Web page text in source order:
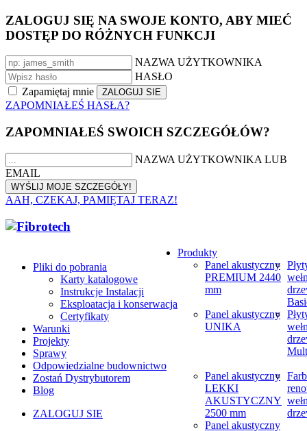
ZALOGUJ SIĘ NA SWOJE KONTO, ABY MIEĆ
DOSTĘP DO RÓŻNYCH FUNKCJI
NAZWA UŻYTKOWNIKA
HASŁO
Zapamiętaj mnie
ZAPOMNIAŁEŚ HASŁA?
ZAPOMNIAŁEŚ SWOICH SZCZEGÓŁÓW?
NAZWA UŻYTKOWNIKA LUB
EMAIL
AAH, CZEKAJ, PAMIĘTAJ TERAZ!
Pliki do pobrania
Karty katalogowe
Instrukcje Instalacji
Eksploatacja i konserwacja
Certyfikaty
Warunki
Projekty
Sprawy
Odpowiedzialne budownictwo
Zostań Dystrybutorem
Blog
ZALOGUJ SIE
Produkty
Panel akustyczny
PREMIUM 2440
mm
Panel akustyczny
UNIKA
Panel akustyczny
LEKKI
AKUSTYCZNY
2500 mm
Panel akustyczny